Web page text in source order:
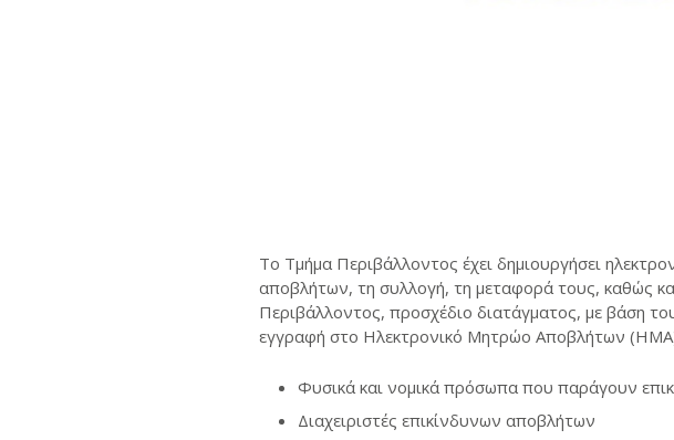
Το Τμήμα Περιβάλλοντος έχει δημιουργήσει
αποβλήτων, τη συλλογή, τη μεταφορά τους, καθώς
Περιβάλλοντος, προσχέδιο διατάγματος, με βάση
εγγραφή στο Ηλεκτρονικό Μητρώο Αποβλήτων
Φυσικά και νομικά πρόσωπα που παράγουν
Διαχειριστές επικίνδυνων αποβλήτων